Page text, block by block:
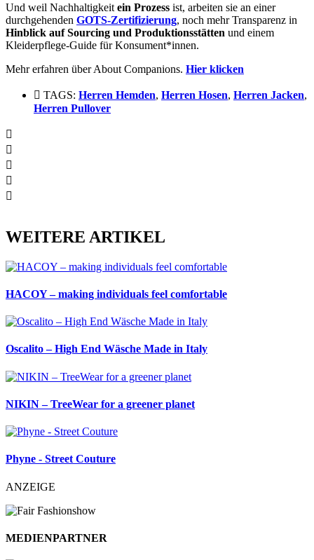
Und weil Nachhaltigkeit ein Prozess ist, arbeiten sie an einer
durchgehenden GOTS-Zertifizierung, noch mehr Transparenz in
Hinblick auf Sourcing und Produktionsstätten und einem
Kleiderpflege-Guide für Konsument*innen.
Mehr erfahren über About Companions. Hier klicken
TAGS: Herren Hemden, Herren Hosen, Herren Jacken,
Herren Pullover
WEITERE ARTIKEL
HACOY – making individuals feel comfortable
Oscalito – High End Wäsche Made in Italy
NIKIN – TreeWear for a greener planet
Phyne - Street Couture
ANZEIGE
MEDIENPARTNER